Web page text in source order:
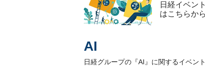
日経イベン
はこちらから
AI
日経グループの『AI』に関するイベン